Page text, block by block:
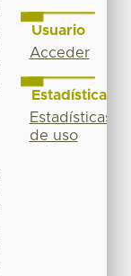
Usuario
Acceder
Estadísticas
Estadísticas
de uso